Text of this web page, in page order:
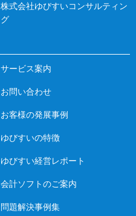
株式会社ゆびすいコンサルティン
グ
サービス案内
お問い合わせ
お客様の発展事例
ゆびすいの特徴
ゆびすい経営レポート
会計ソフトのご案内
問題解決事例集